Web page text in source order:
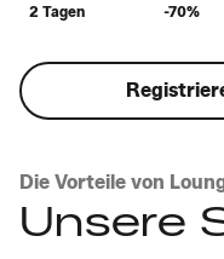
2 Tagen -70%
Die Vorteile von
Unsere